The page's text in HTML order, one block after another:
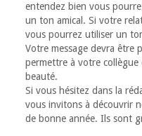
entendez bien vous
un ton amical. Si votre
vous pourrez utiliser un
Votre message devra être
permettre à votre collègue
beauté.
Si vous hésitez dans la
vous invitons à découvrir
de bonne année. Ils sont